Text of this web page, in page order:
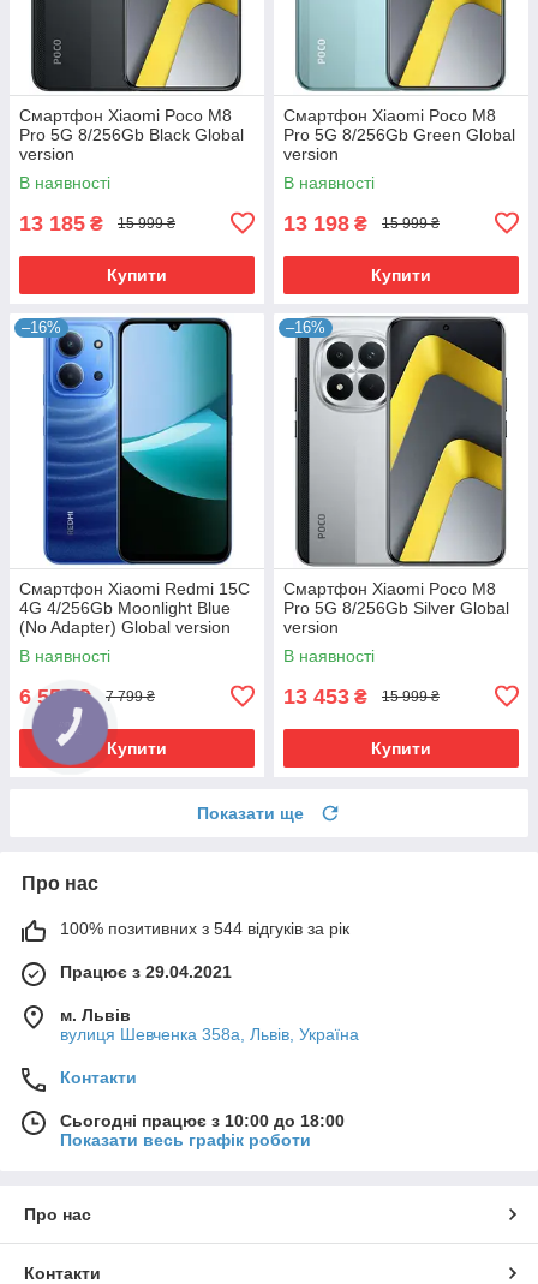
Смартфон Xiaomi Poco M8
Pro 5G 8/256Gb Black Global
version
В наявності
13 185 ₴ 15 999 ₴
Купити
Смартфон Xiaomi Poco M8
Pro 5G 8/256Gb Green Global
version
В наявності
13 198 ₴ 15 999 ₴
Купити
–16%
Смартфон Xiaomi Redmi 15C
4G 4/256Gb Moonlight Blue
(No Adapter) Global version
В наявності
6 554₴ 7 799 ₴
Купити
–16%
Смартфон Xiaomi Poco M8
Pro 5G 8/256Gb Silver Global
version
В наявності
13 453 ₴ 15 999 ₴
Купити
Показати ще
Про нас
100% позитивних з 544 відгуків за рік
Працює з 29.04.2021
м. Львів
вулиця Шевченка 358а, Львів, Україна
Контакти
Сьогодні працює з 10:00 до 18:00
Показати весь графік роботи
Про нас
Контакти